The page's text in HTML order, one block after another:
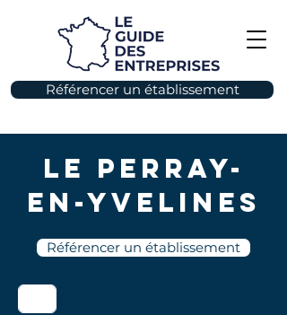
Référencer un établissement
Le Perray-
en-Yvelines
Référencer un établissement